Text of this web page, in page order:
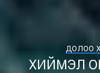
ДОЛОО
ХИЙМЭЛ